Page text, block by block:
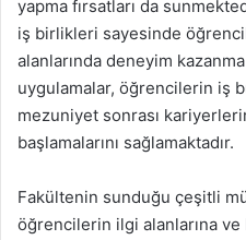
yapma fırsatları da
iş birlikleri sayesinde
alanlarında deneyim
uygulamalar, öğrencilerin iş
mezuniyet sonrası
başlamalarını sağlamaktadır.
Fakültenin sunduğu çeşitli
öğrencilerin ilgi alanlarına